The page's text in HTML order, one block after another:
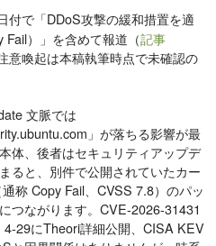
付で「DDoS攻撃の緩和措置を適
）」を含めて報道（記事
意喚起は本稿執筆時点で未確認の
文脈では
」が落ちる影響が最
体、後者はセキュリティアップデ
ると、別件で公開されていたカー
称 Copy Fail、CVSS 7.8）のパッ
つながります。CVE-2026-31431
29にTheori詳細公開、CISA KEV